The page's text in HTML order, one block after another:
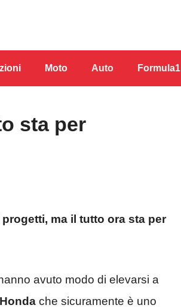
Moto Auto Formula1
sta per
ma il tutto ora sta per
avuto modo di elevarsi a
Honda che sicuramente è uno